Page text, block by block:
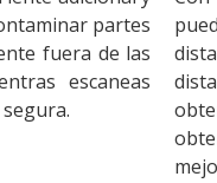
partes
fuera de las
escaneas